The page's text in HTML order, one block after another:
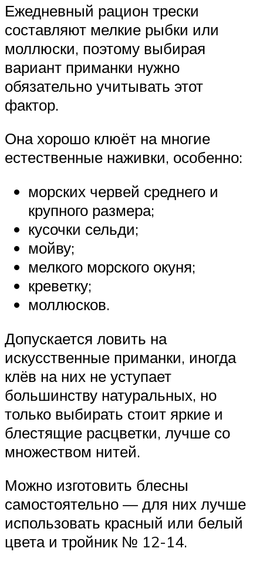
Ежедневный рацион трески
составляют мелкие рыбки или
моллюски, поэтому выбирая
вариант приманки нужно
обязательно учитывать этот
фактор.
Она хорошо клюёт на многие
естественные наживки, особенно:
морских червей среднего и
крупного размера;
кусочки сельди;
мойву;
мелкого морского окуня;
креветку;
моллюсков.
Допускается ловить на
искусственные приманки, иногда
клёв на них не уступает
большинству натуральных, но
только выбирать стоит яркие и
блестящие расцветки, лучше со
множеством нитей.
Можно изготовить блесны
самостоятельно — для них лучше
использовать красный или белый
цвета и тройник № 12-14.